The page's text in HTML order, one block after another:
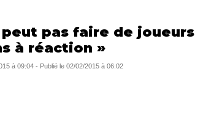
peut pas faire de joueurs
à réaction »
à 09:04 - Publié le 02/02/2015 à 06:02